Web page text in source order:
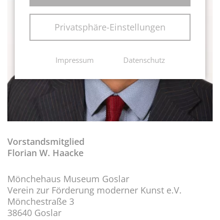
Vorstandsmitglied
Florian W. Haacke
Mönchehaus Museum Goslar
Verein zur Förderung moderner Kunst e.V.
Mönchestraße 3
38640 Goslar
Privatsphäre-Einstellungen
Impressum Datenschutz